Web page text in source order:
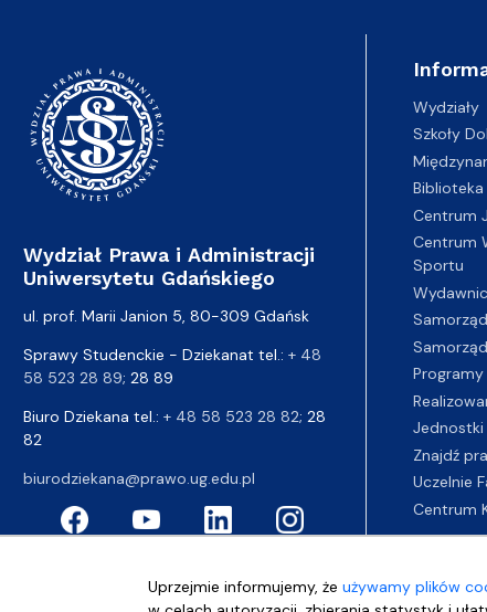
Uprzejmie informujemy, żeużywamy plików
Wydział Prawa i Administracji
Uniwersytetu Gdańskiego
ul. prof. Marii Janion 5, 80-309 Gdańsk
Sprawy Studenckie - Dziekanat tel.: + 48
58 523 28 89; 28 89
Biuro Dziekana tel.: + 48 58 523 28 82; 28
82
biurodziekana@prawo.ug.edu.pl
Wydziały
Szkoły
Biblioteka
Centrum
Centrum
Sportu
Programy
Jednostki
Znajdź
Uczelnie
Centrum